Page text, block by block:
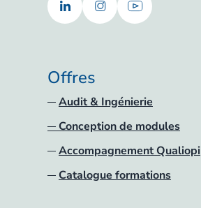
Offres
Audit & Ingénierie
Conception de modules
Accompagnement Qualiopi
Catalogue formations